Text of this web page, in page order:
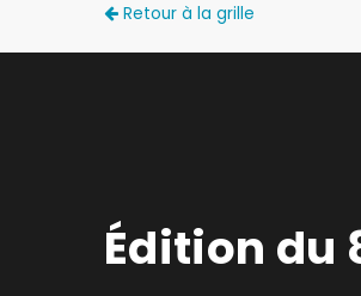
Retour à la grille
Édition du